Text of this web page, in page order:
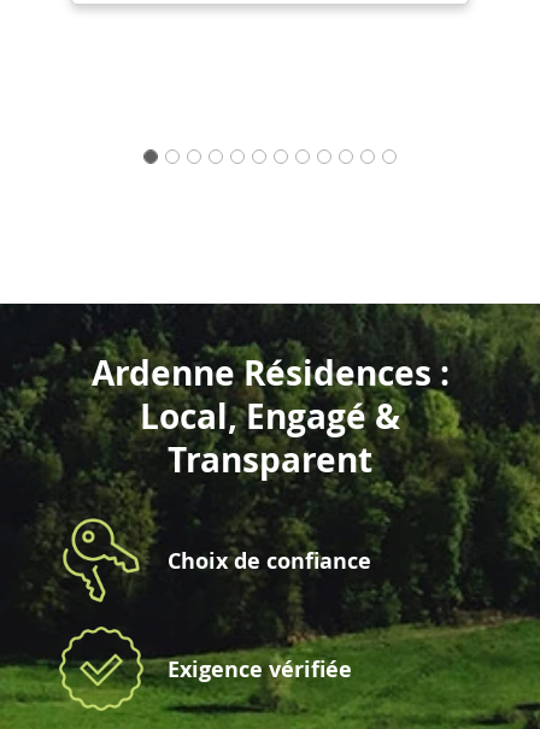
Ardenne Résidences :
Local, Engagé &
Transparent
Choix de confiance
Exigence vérifiée